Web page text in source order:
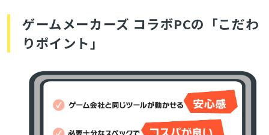
ゲームメーカーズ コラボPCの「こだわ
りポイント」